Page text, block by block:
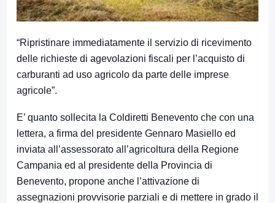
“Ripristinare immediatamente il servizio di ricevimento
delle richieste di agevolazioni fiscali per l’acquisto di
carburanti ad uso agricolo da parte delle imprese
agricole”.
E’ quanto sollecita la Coldiretti Benevento che con una
lettera, a firma del presidente Gennaro Masiello ed
inviata all’assessorato all’agricoltura della Regione
Campania ed al presidente della Provincia di
Benevento, propone anche l’attivazione di
assegnazioni provvisorie parziali e di mettere in grado il